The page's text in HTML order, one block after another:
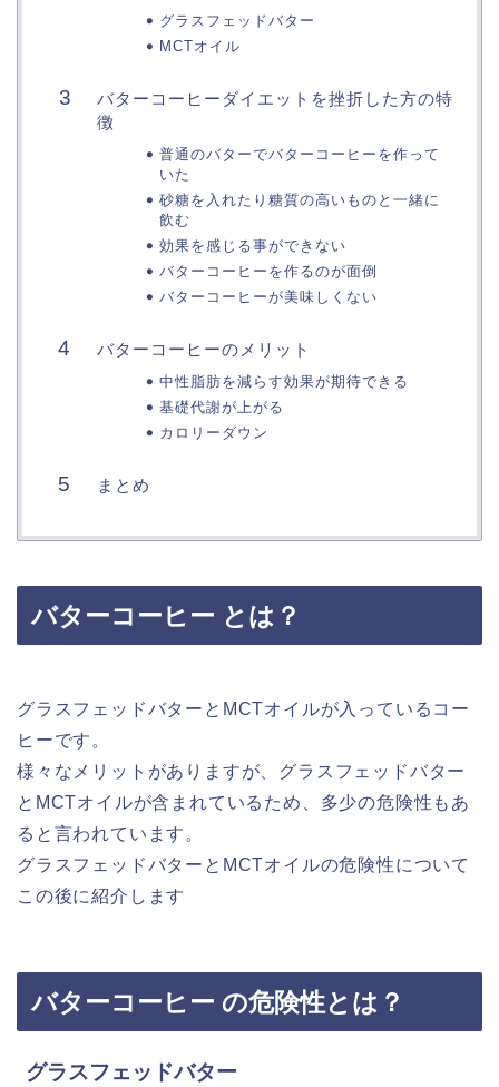
グラスフェッドバター
MCTオイル
バターコーヒーダイエットを挫折した方の特
徴
普通のバターでバターコーヒーを作って
いた
砂糖を入れたり糖質の高いものと一緒に
飲む
効果を感じる事ができない
バターコーヒーを作るのが面倒
バターコーヒーが美味しくない
バターコーヒーのメリット
中性脂肪を減らす効果が期待できる
基礎代謝が上がる
カロリーダウン
まとめ
バターコーヒー とは？
グラスフェッドバターとMCTオイルが入っているコー
ヒーです。
様々なメリットがありますが、グラスフェッドバター
とMCTオイルが含まれているため、多少の危険性もあ
ると言われています。
グラスフェッドバターとMCTオイルの危険性について
この後に紹介します
バターコーヒー の危険性とは？
グラスフェッドバター